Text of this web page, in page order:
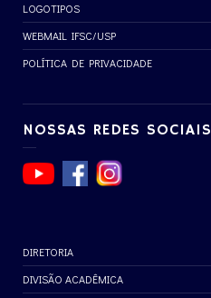
LOGOTIPOS
WEBMAIL IFSC/USP
POLÍTICA DE PRIVACIDADE
NOSSAS REDES SOCIAIS
DIRETORIA
DIVISÃO ACADÊMICA